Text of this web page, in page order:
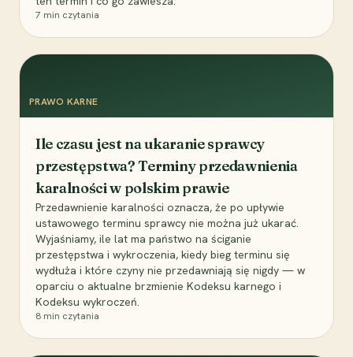
7 min czytania
PRAWO KARNE
Ile czasu jest na ukaranie sprawcy
przestępstwa? Terminy przedawnienia
karalności w polskim prawie
Przedawnienie karalności oznacza, że po upływie
ustawowego terminu sprawcy nie można już ukarać.
Wyjaśniamy, ile lat ma państwo na ściganie
przestępstwa i wykroczenia, kiedy bieg terminu się
wydłuża i które czyny nie przedawniają się nigdy — w
oparciu o aktualne brzmienie Kodeksu karnego i
Kodeksu wykroczeń.
8 min czytania